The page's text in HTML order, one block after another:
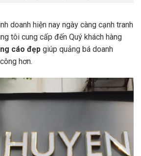
doanh hiện nay ngày càng cạnh tranh
tôi cung cấp đến Quý khách hàng
cáo đẹp giúp quảng bá doanh
hơn.